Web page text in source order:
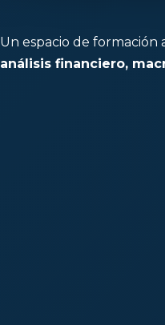
Un espacio de formación
análisis financiero,